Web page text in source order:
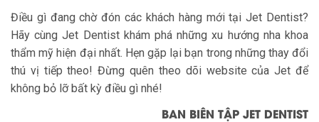
Điều gì đang chờ đón các khách hàng mới tại Jet Dentist?
Hãy cùng Jet Dentist khám phá những xu hướng nha khoa
thẩm mỹ hiện đại nhất. Hẹn gặp lại bạn trong những thay đổi
thú vị tiếp theo! Đừng quên theo dõi website của Jet để
không bỏ lỡ bất kỳ điều gì nhé!
BAN BIÊN TẬP JET DENTIST